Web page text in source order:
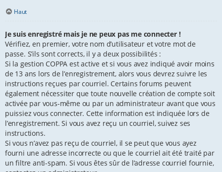
Haut
Je suis enregistré mais je ne peux pas me connecter !
Vérifiez, en premier, votre nom d’utilisateur et votre mot de
passe. S’ils sont corrects, il y a deux possibilités :
Si la gestion COPPA est active et si vous avez indiqué avoir moins
de 13 ans lors de l’enregistrement, alors vous devrez suivre les
instructions reçues par courriel. Certains forums peuvent
également nécessiter que toute nouvelle création de compte soit
activée par vous-même ou par un administrateur avant que vous
puissiez vous connecter. Cette information est indiquée lors de
l’enregistrement. Si vous avez reçu un courriel, suivez ses
instructions.
Si vous n’avez pas reçu de courriel, il se peut que vous ayez
fourni une adresse incorrecte ou que le courriel ait été traité par
un filtre anti-spam. Si vous êtes sûr de l’adresse courriel fournie,